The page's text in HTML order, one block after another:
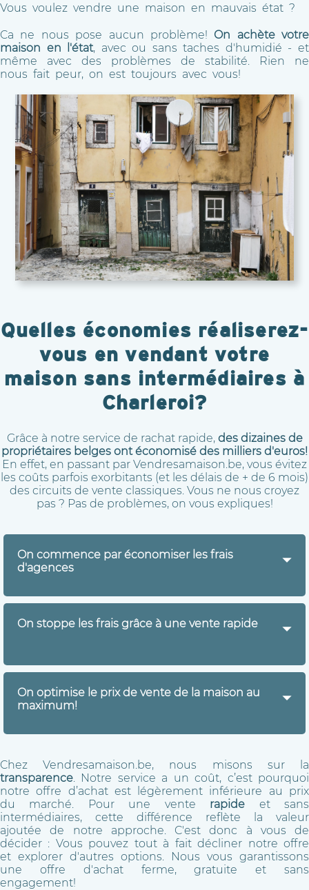
Vous voulez vendre une maison en mauvais état ?
Ca ne nous pose aucun problème! On achète votre
maison en l'état, avec ou sans taches d'humidié - et
même avec des problèmes de stabilité. Rien ne
nous fait peur, on est toujours avec vous!
Quelles économies réaliserez-
vous en vendant votre
maison sans intermédiaires à
Charleroi?
Grâce à notre service de rachat rapide, des dizaines de
propriétaires belges ont économisé des milliers d'euros!
En effet, en passant par Vendresamaison.be, vous évitez
les coûts parfois exorbitants (et les délais de + de 6 mois)
des circuits de vente classiques. Vous ne nous croyez
pas ? Pas de problèmes, on vous expliques!
On commence par économiser les frais
d'agences
Vendresamaison.be achète directement votre
maison, sans intermédiaires!
Ceci permet d'économiser les frais liés à la
demandée, etcelle-ci peut aller jusqu'a 8% du
prix de la maison - soir parfois + de 10 000 euros!
On stoppe les frais grâce à une vente rapide
Comme la vente est réalisée rapidement,vous
n'avez plus à payer le loyer de celle-ci pendant
les mois d'attente. On oublie aussi les frais
d'entretiens, l'électricité, le gaz, ...
payer. Avec Vendresamaison.be, tout ça s'arrête
instantannément!
On optimise le prix de vente de la maison au
maximum!
endomagée.
Cela nous permet de vous donner le maximum
en fonction de la maison, contrairement aux
oprtunistes qui sont à l'affut et tentent leurs
chances en remettant des offres bien
inférieures.
Chez Vendresamaison.be, nous misons sur la
transparence . Notre service a un coût, c’est pourquoi
notre offre d’achat est légèrement inférieure au prix
du marché. Pour une vente rapide et sans
intermédiaires, cette différence reflète la valeur
ajoutée de notre approche. C'est donc à vous de
décider : Vous pouvez tout à fait décliner notre offre
et explorer d'autres options. Nous vous garantissons
une offre d'achat ferme, gratuite et sans
engagement!